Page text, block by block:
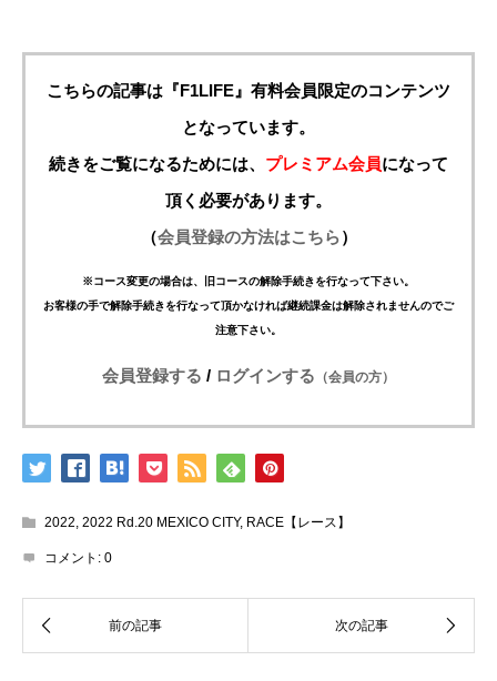
こちらの記事は『F1LIFE』有料会員限定のコンテンツ
となっています。
続きをご覧になるためには、 プレミアム会員になって
頂く必要があります。
（会員登録の方法はこちら）
※コース変更の場合は、旧コースの解除手続きを行なって下さい。
お客様の手で解除手続きを行なって頂かなければ継続課金は解除されませんのでご
注意下さい。
会員登録する / ログインする （会員の方）
2022, 2022 Rd.20 MEXICO CITY, RACE【レース】
コメント: 0